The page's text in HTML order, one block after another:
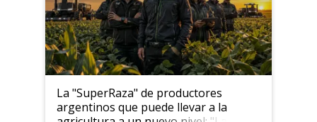
La "SuperRaza" de productores
argentinos que puede llevar a la